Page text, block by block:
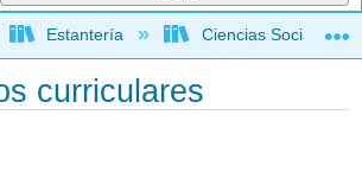
jerarquía global
Estantería Ciencias Sociales
curriculares